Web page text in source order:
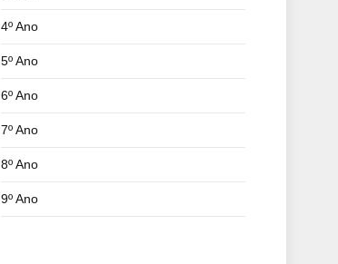
4º Ano
5º Ano
6º Ano
7º Ano
8º Ano
9º Ano